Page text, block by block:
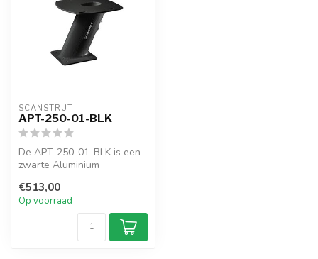
SCANSTRUT
APT-250-01-BLK
De APT-250-01-BLK is een
zwarte Aluminium
achteroverhellend 250mm /
1...
€513,00
Op voorraad